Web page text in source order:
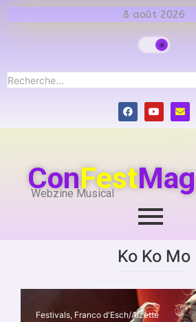
8 août 2026
ConFestMag
Webzine Musical
Ko Ko Mo
Festivals, Franco d'Esch/Alzette